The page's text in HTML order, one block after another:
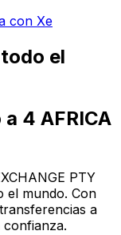
con Xe
el
4 AFRICA
PTY
el mundo. Con
a